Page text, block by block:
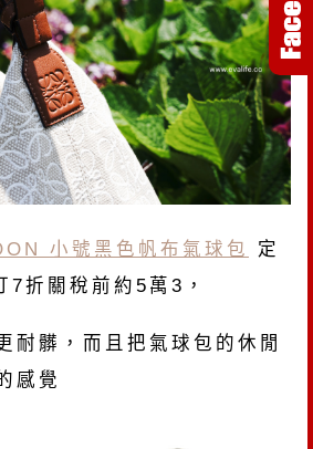
小號黑色帆布氣球包
定
折關稅前約5萬3，
耐髒，而且把氣球包的休閒
感覺